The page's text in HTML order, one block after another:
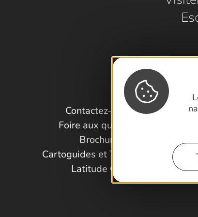
Contactez-nous !
Foire aux questions
Brochures
Cartoguides et Topoguides
Latitude Gard